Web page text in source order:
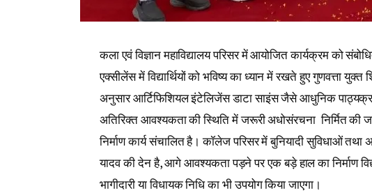
कला एवं विज्ञान महाविद्यालय परिसर में आयोजित कार्यक्रम को
एक्सीलेंस में विद्यार्थियों को भविष्य का ध्यान में रखते हुए गुणवत्ता
अनुसार आर्टिफिशियल इंटेलिजेंस डाटा साइंस जैसे आधुनिक
अतिरिक्त आवश्यकता की स्थिति में जरूरी अधोसंरचना निर्मित की
निर्माण कार्य संचालित है। कॉलेज परिसर में बुनियादी सुविधाओं तथा
यादव की देन है, आगे आवश्यकता पड़ने पर एक बड़े हाल का निर्माण
भागीदारी या विधायक निधि का भी उपयोग किया जाएगा।